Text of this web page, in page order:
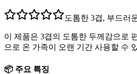
도톰한 3겹, 부드러
이 제품은 3겹의 도톰한 두께감으로
으로 온 가족이 오랜 기간 사용할 수
📦 주요 특징